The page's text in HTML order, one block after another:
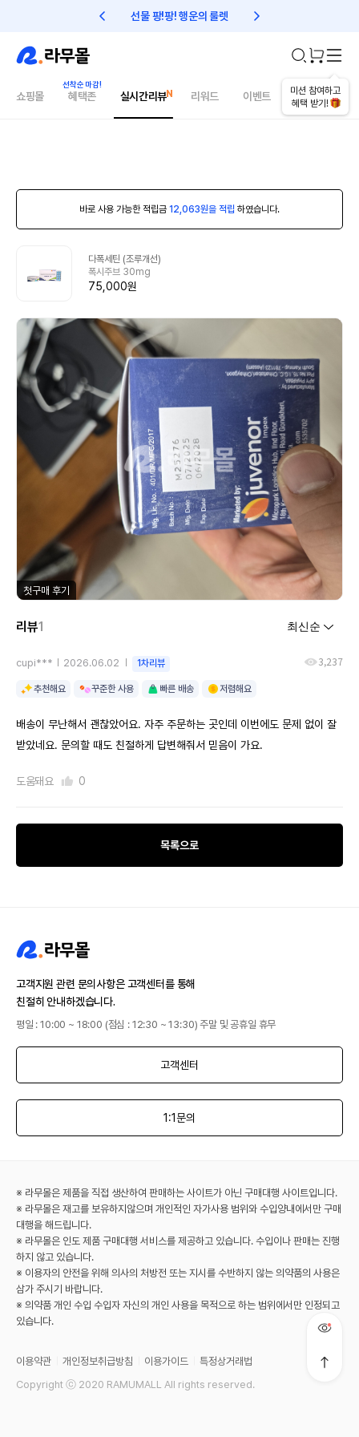
선물 팡!팡! 행운의 룰렛 친구초대 1만원 리워드!
미션 참여하고
혜택 받기!
쇼핑몰 혜택존 실시간리뷰 리워드 이벤트 건강매거진
바로 사용 가능한 적립금 12,063원을 적립 하였습니다.
다폭세틴 (조루개선)
폭시주브 30mg
75,000원
첫구매 후기
리뷰1
cupi*** 2026.06.02 1차리뷰 3,237
추천해요 꾸준한 사용 빠른 배송 저렴해요
배송이 무난해서 괜찮았어요. 자주 주문하는 곳인데 이번에도 문제 없이 잘
받았네요. 문의할 때도 친절하게 답변해줘서 믿음이 가요.
도움돼요 0
목록으로
고객지원 관련 문의사항은 고객센터를 통해
친절히 안내하겠습니다.
평일 : 10:00 ~ 18:00 (점심 : 12:30 ~ 13:30) 주말 및 공휴일 휴무
고객센터
1:1문의
※ 라무몰은 제품을 직접 생산하여 판매하는 사이트가 아닌 구매대행 사이트입니다.
※ 라무몰은 재고를 보유하지않으며 개인적인 자가사용 범위와 수입양내에서만 구매
대행을 해드립니다.
※ 라무몰은 인도 제품 구매대행 서비스를 제공하고 있습니다. 수입이나 판매는 진행
하지 않고 있습니다.
※ 이용자의 안전을 위해 의사의 처방전 또는 지시를 수반하지 않는 의약품의 사용은
삼가 주시기 바랍니다.
※ 의약품 개인 수입 수입자 자신의 개인 사용을 목적으로 하는 범위에서만 인정되고
있습니다.
이용약관 개인정보취급방침 이용가이드
특정상거래법
Copyright ⓒ 2020 RAMUMALL All rights reserved.